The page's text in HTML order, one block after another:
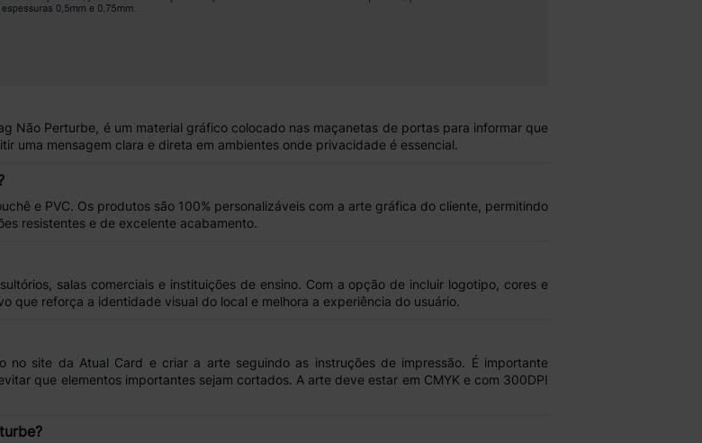
Não Perturbe, é um material gráfico colocado nas maçanetas de portaspara informar que
uma mensagem clara e direta em ambientes onde privacidade é essencial.
e PVC. Os produtos são 100% personalizáveis com a arte gráfica do cliente, permitindo
resistentes e de excelente acabamento.
salas comerciais e instituições de ensino. Com a opção de incluir logotipo, cores e
que reforça a identidade visual do local e melhora a experiência do usuário.
no site da Atual Card e criar a arte seguindo as instruções de impressão. É importante
que elementos importantes sejam cortados. A arte deve estar em CMYK e com 300DPI